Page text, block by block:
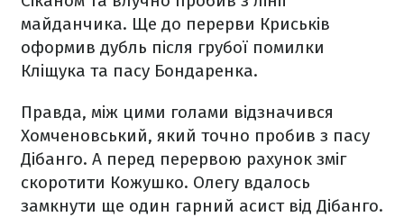
майданчика. Ще до перерви Криськів
оформив дубль після грубої помилки
Кліщука та пасу Бондаренка.
Правда, між цими голами відзначився
Хомченовський, який точно пробив з пасу
Дібанго. А перед перервою рахунок зміг
скоротити Кожушко. Олегу вдалось
замкнути ще один гарний асист від Дібанго.